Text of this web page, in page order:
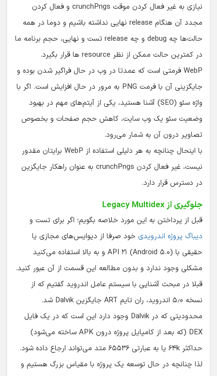
نیازی به غیر فعال کردن موقت crunchPngs و فعال کردن
مجدد آن هنگام release نهایی نداشته باشیم و دوما در همه
حالت‌ها چه debug و چه release تست و نهایی، حجم برنامه ما
در کمترین حالت ممکن از نظر resource ها قرار بگیرد.
WebP فرمتی است که عمدتا در وب در حال فراگیر شدن بوده و
جایگزینی آن با فرمت PNG به مرور در حال افزایش است. اگر با
واژه سئو (SEO) آشنا هستید، یکی از آیتم‌های مهم در بهبود
وضعیت سئو یک وب سایت، کاهش حجم صفحات و بخصوص
تصاویر درون آن به شمار می‌رود.
با اینحال چنانچه به هر دلیلی استفاده از WebP برایتان مقدور
نیست، غیر فعال کردن crunchPngs به عنوان راهکار جایگزین
در دسترس قرار دارد.
جلوگیری از Legacy Multidex
قبل از پرداختن به این مورد خلاصه بگویم؛ اگر برای تست و
دیباگ پروژه اندرویدی خود صرفا از دیوایس‌های مجازی یا
حقیقی با API ۲۱ (Android ۵.۰) و به بالا استفاده می‌کنید
مشکلی وجود ندارد و بدون مطالعه این قسمت از آن عبور کنید.
قبلا در مبحث آشنایی با سیستم عامل اندروید گفتیم که از
نسخه ۵٫۰ اندروید، ران تایم ART جایگزین Dalvik شد.
محدودیتی که در Dalvik وجود دارد این است که در یک فایل
DEX (که بعد از کامپایل پروژه درون APK ساخته می‌شود)
حداکثر ۶۴k یا به عبارتی ۶۵۵۳۶ متد می‌تواند ارجاع داده شود.
لذا چنانچه در حال توسعه یک پروژه با مقیاس بزرگ هستیم و